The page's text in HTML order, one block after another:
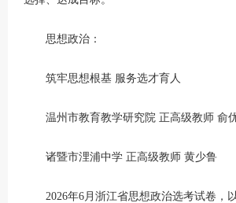
思想政治：
筑牢思想根基 服务选才育人
温州市教育教学研究院 正高级教师 俞
诸暨市浬浦中学 正高级教师 黄少鲁
2026年6月浙江省思想政治选考试卷，